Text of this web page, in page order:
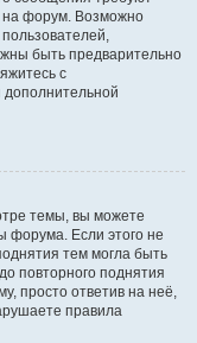
на форум. Возможно
быть предварительно
с
темы, вы можете
форума. Если этого не
тем могла быть
повторного поднятия
просто ответив на неё,
правила